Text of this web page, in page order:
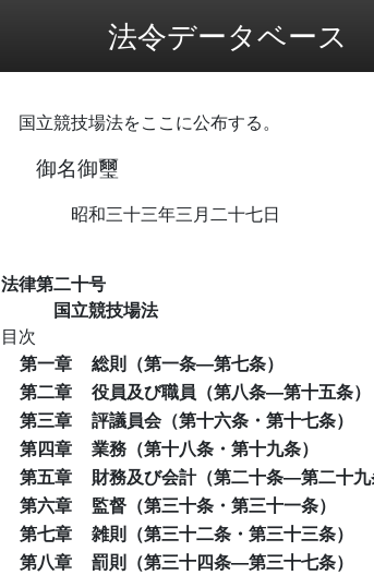
法令データベース
国立競技場法をここに公布する。
御名御璽
昭和三十三年三月二十七日
法律第二十号
国立競技場法
目次
第一章
総則（第一条―第七条）
第二章
役員及び職員（第八条―第十五条）
第三章
評議員会（第十六条・第十七条）
第四章
業務（第十八条・第十九条）
第五章
財務及び会計（第二十条―第二十九
第六章
監督（第三十条・第三十一条）
第七章
雑則（第三十二条・第三十三条）
第八章
罰則（第三十四条―第三十七条）